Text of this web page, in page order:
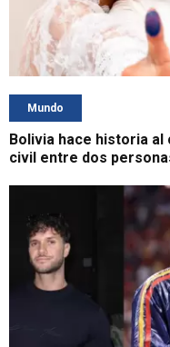
Mundo
Bolivia hace historia
civil entre dos